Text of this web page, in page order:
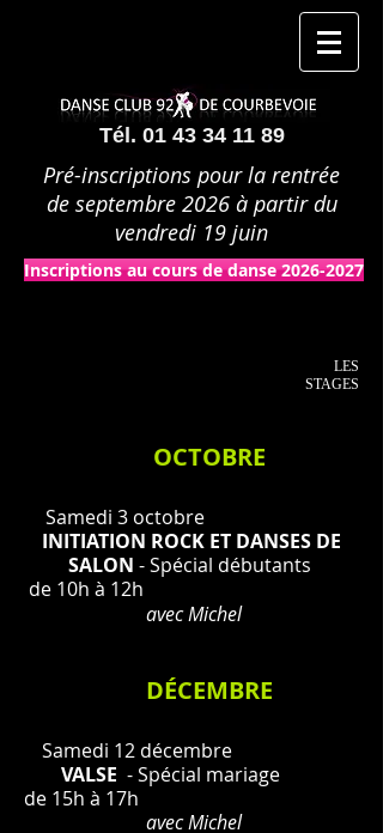
Tél. 01 43 34 11 89
Pré-inscriptions pour la rentrée
de septembre 2026 à partir du
vendredi 19 juin
Inscriptions au cours de danse 2026-2027
LES
STAGES
OCTOBRE
Samedi 3 octobre
INITIATION ROCK ET DANSES DE
SALON - Spécial débutants
de 10h à 12h
avec Michel
DÉCEMBRE
Samedi 12 décembre
VALSE - Spécial mariage
de 15h à 17h
avec Michel